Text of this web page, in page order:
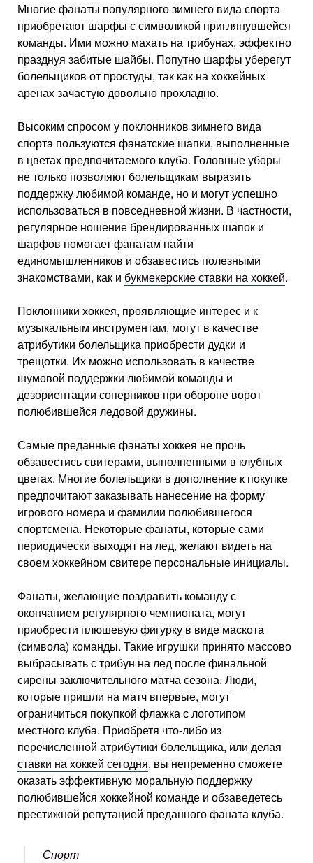
Многие фанаты популярного зимнего вида спорта
приобретают шарфы с символикой приглянувшейся
команды. Ими можно махать на трибунах, эффектно
празднуя забитые шайбы. Попутно шарфы уберегут
болельщиков от простуды, так как на хоккейных
аренах зачастую довольно прохладно.
Высоким спросом у поклонников зимнего вида
спорта пользуются фанатские шапки, выполненные
в цветах предпочитаемого клуба. Головные уборы
не только позволяют болельщикам выразить
поддержку любимой команде, но и могут успешно
использоваться в повседневной жизни. В частности,
регулярное ношение брендированных шапок и
шарфов помогает фанатам найти
единомышленников и обзавестись полезными
знакомствами, как и букмекерские ставки на хоккей.
Поклонники хоккея, проявляющие интерес и к
музыкальным инструментам, могут в качестве
атрибутики болельщика приобрести дудки и
трещотки. Их можно использовать в качестве
шумовой поддержки любимой команды и
дезориентации соперников при обороне ворот
полюбившейся ледовой дружины.
Самые преданные фанаты хоккея не прочь
обзавестись свитерами, выполненными в клубных
цветах. Многие болельщики в дополнение к покупке
предпочитают заказывать нанесение на форму
игрового номера и фамилии полюбившегося
спортсмена. Некоторые фанаты, которые сами
периодически выходят на лед, желают видеть на
своем хоккейном свитере персональные инициалы.
Фанаты, желающие поздравить команду с
окончанием регулярного чемпионата, могут
приобрести плюшевую фигурку в виде маскота
(символа) команды. Такие игрушки принято массово
выбрасывать с трибун на лед после финальной
сирены заключительного матча сезона. Люди,
которые пришли на матч впервые, могут
ограничиться покупкой флажка с логотипом
местного клуба. Приобретя что-либо из
перечисленной атрибутики болельщика, или делая
ставки на хоккей сегодня, вы непременно сможете
оказать эффективную моральную поддержку
полюбившейся хоккейной команде и обзаведетесь
престижной репутацией преданного фаната клуба.
Спорт